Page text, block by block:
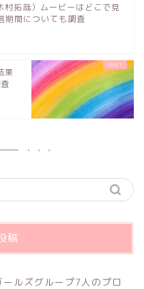
村拓哉）ムービーはどこで見
期間についても調査
果
稿
ールズグループ7人のプロ